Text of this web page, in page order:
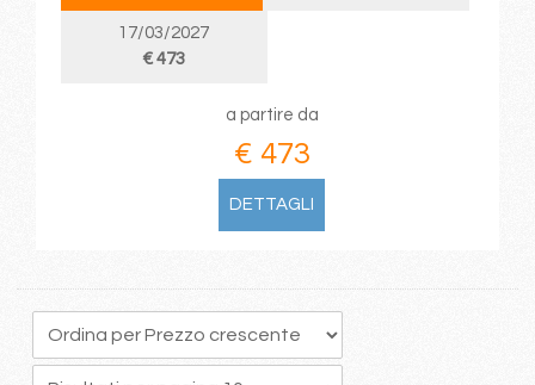
17/03/2027
€ 473
a partire da
€ 473
DETTAGLI